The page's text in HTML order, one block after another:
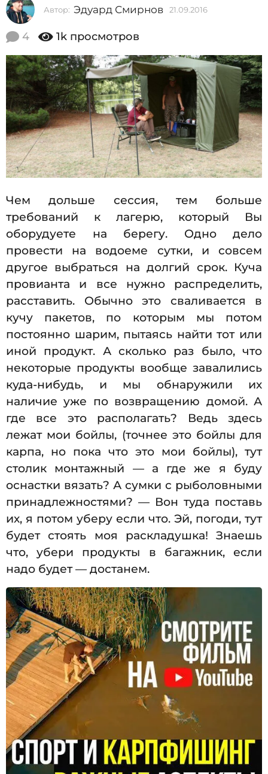
2
0
6
2
1
.
0
9
.
0
1
6
Автор: Эдуард Смирнов 21.09.2016
9
.
2
0
1
6
4 1k просмотров
Чем дольше сессия, тем больше
требований к лагерю, который Вы
оборудуете на берегу. Одно дело
провести на водоеме сутки, и совсем
другое выбраться на долгий срок. Куча
провианта и все нужно распределить,
расставить. Обычно это сваливается в
кучу пакетов, по которым мы потом
постоянно шарим, пытаясь найти тот или
иной продукт. А сколько раз было, что
некоторые продукты вообще завалились
куда-нибудь, и мы обнаружили их
наличие уже по возвращению домой. А
где все это располагать? Ведь здесь
лежат мои бойлы, (точнее это бойлы для
карпа, но пока что это мои бойлы), тут
столик монтажный — а где же я буду
оснастки вязать? А сумки с рыболовными
принадлежностями? — Вон туда поставь
их, я потом уберу если что. Эй, погоди, тут
будет стоять моя раскладушка! Знаешь
что, убери продукты в багажник, если
надо будет — достанем.